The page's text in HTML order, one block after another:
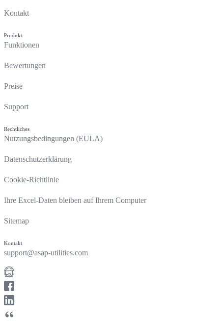
Kontakt
Produkt
Funktionen
Bewertungen
Preise
Support
Rechtliches
Nutzungsbedingungen (EULA)
Datenschutzerklärung
Cookie-Richtlinie
Ihre Excel-Daten bleiben auf Ihrem Computer
Sitemap
Kontakt
support@asap-utilities.com